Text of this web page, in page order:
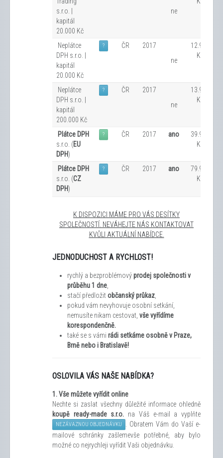
s.r.o. |
kapitál
20.000 Kč
ne
Neplátce
DPH s.r.o. |
kapitál
20.000 Kč
? ČR
2017
ne
12.900
Kč
Neplátce
DPH s.r.o. |
kapitál
200.000 Kč
? ČR
2017
ne
13.900
Kč
Plátce DPH
s.r.o. (EU
DPH)
? ČR 2017 ano
39.900
Kč
Plátce DPH
s.r.o. (CZ
DPH)
? ČR 2017 ano
79.900
Kč
K DISPOZICI MÁME PRO VÁS DESÍTKY
SPOLEČNOSTÍ. NEVÁHEJTE NÁS KONTAKTOVAT
KVŮLI AKTUÁLNÍ NABÍDCE.
JEDNODUCHOST A RYCHLOST!
rychlý a bezproblémovýprodej společnosti v
průběhu 1 dne
stačí předložit občanský průkaz
pokud vám nevyhovuje osobní setkání,
nemusíte nikam cestovat, vše vyřídíme
korespondenčně.
také se s vámi rádi setkáme osobně v Praze,
Brně nebo i Bratislavě!
OSLOVILA VÁS NAŠE NABÍDKA?
1.Vše můžete vyříditonline
Nechte si zaslat všechny důležité informace ohledně
koupě ready-made s.r.o. na Váš e-mail a vyplňte
NEZÁVAZNOU OBJEDNÁVKU
. Obratem Vám do Vaší e-
mailové schránky zašlemevše potřebné, aby bylo
možné co nejrychleji vyřídit Vaši objednávku.